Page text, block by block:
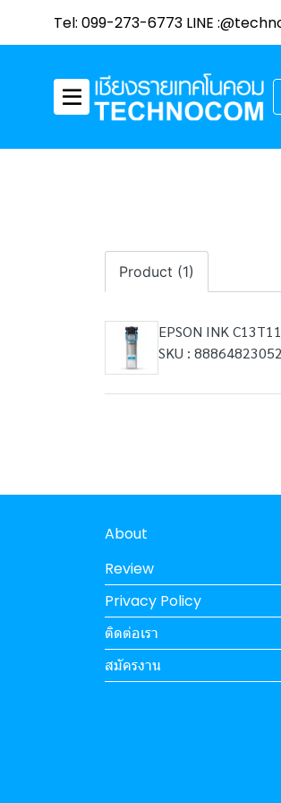
Tel: 099-273-6773 LINE
Product (1)
EPSON INK
SKU :
About
Review
Privacy Policy
ติดต่อเรา
สมัครงาน